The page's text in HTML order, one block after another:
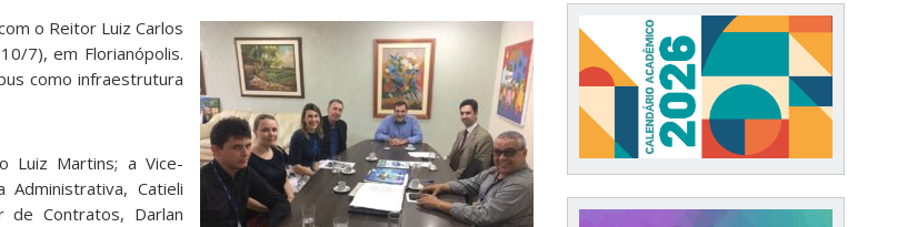
o Reitor Luiz Carlos
7), em Florianópolis.
como infraestrutura
Luiz Martins; a Vice-
Catieli
Contratos, Darlan